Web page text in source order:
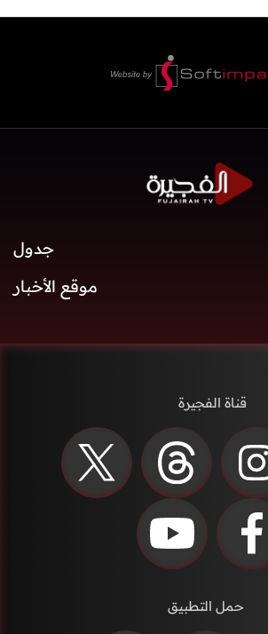
جدول
موقع الأخبار
قناة الفجيرة
حمل التطبيق